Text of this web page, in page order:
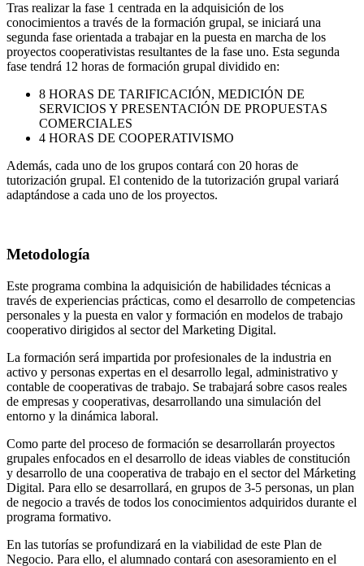
Tras realizar la fase 1 centrada en la adquisición de los
conocimientos a través de la formación grupal, se iniciará una
segunda fase orientada a trabajar en la puesta en marcha de los
proyectos cooperativistas resultantes de la fase uno. Esta segunda
fase tendrá 12 horas de formación grupal dividido en:
8 HORAS DE TARIFICACIÓN, MEDICIÓN DE
SERVICIOS Y PRESENTACIÓN DE PROPUESTAS
COMERCIALES
4 HORAS DE COOPERATIVISMO
Además, cada uno de los grupos contará con 20 horas de
tutorización grupal. El contenido de la tutorización grupal variará
adaptándose a cada uno de los proyectos.
Metodología
Este programa combina la adquisición de habilidades técnicas a
través de experiencias prácticas, como el desarrollo de competencias
personales y la puesta en valor y formación en modelos de trabajo
cooperativo dirigidos al sector del Marketing Digital.
La formación será impartida por profesionales de la industria en
activo y personas expertas en el desarrollo legal, administrativo y
contable de cooperativas de trabajo. Se trabajará sobre casos reales
de empresas y cooperativas, desarrollando una simulación del
entorno y la dinámica laboral.
Como parte del proceso de formación se desarrollarán proyectos
grupales enfocados en el desarrollo de ideas viables de constitución
y desarrollo de una cooperativa de trabajo en el sector del Márketing
Digital. Para ello se desarrollará, en grupos de 3-5 personas, un plan
de negocio a través de todos los conocimientos adquiridos durante el
programa formativo.
En las tutorías se profundizará en la viabilidad de este Plan de
Negocio. Para ello, el alumnado contará con asesoramiento en el